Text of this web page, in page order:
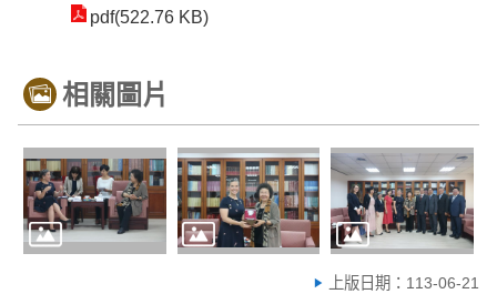
pdf(522.76 KB)
相關圖片
上版日期：113-06-21